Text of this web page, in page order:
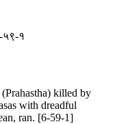
५९-१
killed by
with dreadful
ran. [6-59-1]